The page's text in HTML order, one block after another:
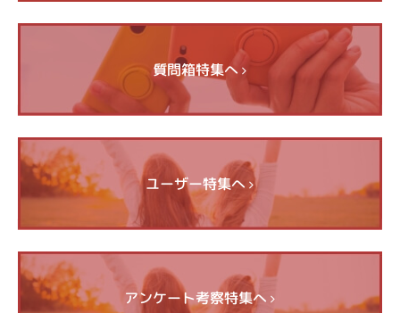
質問箱特集へ
ユーザー特集へ
アンケート考察特集へ